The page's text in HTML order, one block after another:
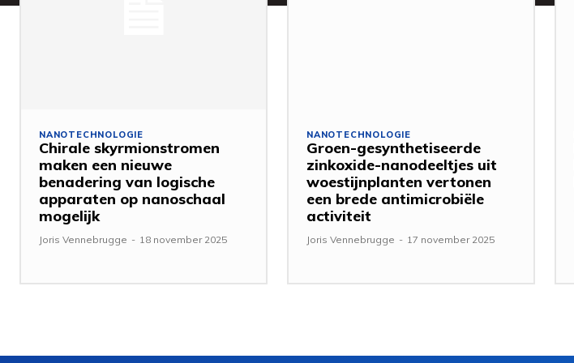
NANOTECHNOLOGIE
Chirale skyrmionstromen
maken een nieuwe
benadering van logische
apparaten op nanoschaal
mogelijk
Joris Vennebrugge - 18 november 2025
NANOTECHNOLOGIE
Groen-gesynthetiseerde
zinkoxide-nanodeeltjes uit
woestijnplanten vertonen
een brede antimicrobiële
activiteit
Joris Vennebrugge - 17 november 2025